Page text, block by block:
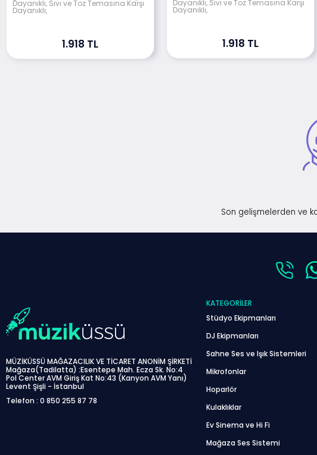
Dayanıklı, Sıvı ve Toz Temasına Karşı
Dayanıklı,
1.918 TL
Dayanıklı, Sıvı ve Toz Temasına Karşı
Dayanıklı,
1.918 TL
Son gelişmelerden ve
MÜZİKÜSSÜ MAĞAZACILIK VE TİCARET ANONİM ŞİRKETİ
Mağaza(Tadilatta) :Esentepe Mah. Ecza Sk. No:4
Pol Center AVM Giriş Kat No:43 (Kanyon AVM Yanı)
Levent Şişli - İstanbul
Telefon : 0 850 255 87 78
KATEGORILER
Stüdyo Ekipmanları
DJ Ekipmanları
Sahne Ses ve Işık Sistemleri
Mikrofonlar
Hoparlör
Kulaklıklar
Ev Sinema ve Hi Fi
Mağaza Ses Sistemi